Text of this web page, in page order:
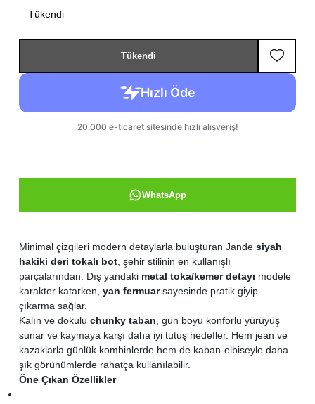
Minimal çizgileri modern detaylarla buluşturan Jande siyah
hakiki deri tokalı bot, şehir stilinin en kullanışlı
parçalarından. Dış yandaki metal toka/kemer detayı modele
karakter katarken, yan fermuarsayesinde pratik giyip
çıkarma sağlar.
Kalın ve dokulu chunky taban , gün boyu konforlu yürüyüş
sunar ve kaymaya karşı daha iyi tutuş hedefler. Hem jean ve
kazaklarla günlük kombinlerde hem de kaban-elbiseyle daha
şık görünümlerde rahatça kullanılabilir.
Öne Çıkan Özellikler
Tükendi
Tükendi
WhatsApp